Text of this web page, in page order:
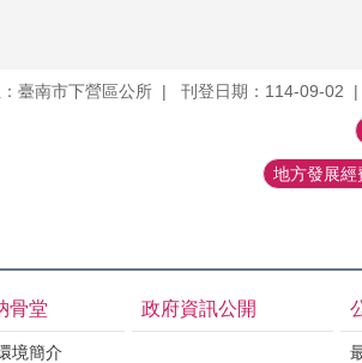
臺南市下營區公所 刊登日期：114-09-02
地方發展經
骨堂
境簡介
政府資訊公開